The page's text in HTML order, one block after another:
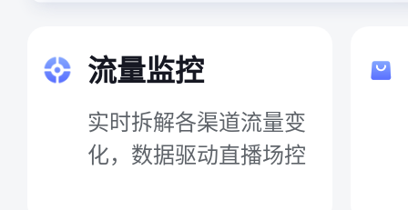
流量监控
实时拆解各渠道流量变
化，数据驱动直播场控